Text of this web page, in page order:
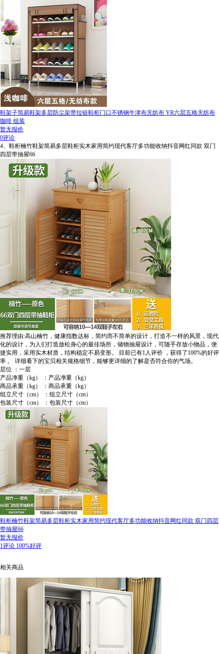
鞋架子简易鞋架多层防尘架带拉链鞋柜门口不锈钢牛津布无纺布 YR六层五格无纺布
咖啡 组装
暂无报价
0评论
4、鞋柜楠竹鞋架简易多层鞋柜实木家用简约现代客厅多功能收纳抖音网红同款 双门
四层带抽屉66
推荐理由:高山楠竹，健康指数达标，简约而不简单的设计，打造不一样的风景，现代
化的设计，为人们打造放松身心的最佳场所，储物抽屉设计，可随手存放小物品，便
捷实用，采用实木材质，结构稳定不易变形。
目前已有1人评价 ，获得了100%的好评
率 。
详细看下的宝贝相关规格细节，能够更详细的了解是否符合你的气场。
层位 ：一层
产品净重（kg） ：产品净重（kg）
商品承重（kg） ：商品承重（kg）
组立尺寸（cm） ：组立尺寸（cm）
包装尺寸（cm） ：包装尺寸（cm）
鞋柜楠竹鞋架简易多层鞋柜实木家用简约现代客厅多功能收纳抖音网红同款 双门四层
带抽屉66
暂无报价
1评论 100%好评
相关商品